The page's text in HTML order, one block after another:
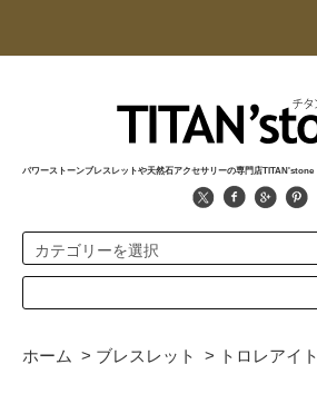
パワーストーンブレスレットや天然石アクセサリーの専門店TITAN'stone
ホーム > ブレスレット > トロレアイト